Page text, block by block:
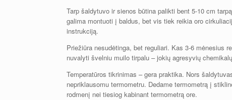
Tarp šaldytuvo ir sienos būtina palikti bent 5-10 cm
galima montuoti į baldus, bet vis tiek reikia oro
instrukciją.
Priežiūra nesudėtinga, bet reguliari. Kas 3-6 mėnesius
nuvalyti švelniu muilo tirpalu – jokių agresyvių
Temperatūros tikrinimas – gera praktika. Nors
nepriklausomu termometru. Dedame termometrą į
rodmenį nei tiesiog kabinant termometrą ore.